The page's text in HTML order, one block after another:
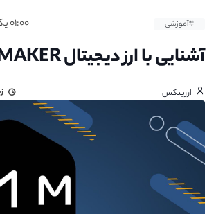
#آموزشی ۰۱:۰۰ یکشنبه - ۱۴۰۱/۱۰/۴
آشنایی با ارز دیجیتال MAKER
ارزینکس